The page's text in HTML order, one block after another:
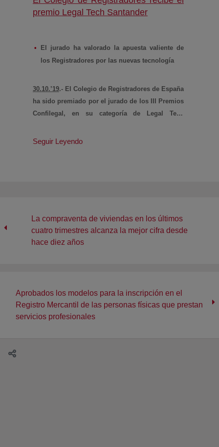
premio Legal Tech Santander(abre en nueva
El jurado ha valorado la apuesta valiente de
los Registradores por las nuevas tecnología
30.10.’19.- El Colegio de Registradores de España
ha sido premiado por el jurado de los III Premios
Confilegal, en su categoría de Legal Tech
por las nuevas tecnologías por parte de los
Seguir Leyendo
La compraventa de viviendas en los últimos
cuatro trimestres alcanza la mejor cifra desde
hace diez años
Aprobados los modelos para la inscripción en el
Registro Mercantil de las personas físicas que prestan
servicios profesionales